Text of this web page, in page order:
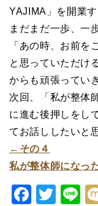
YAJIMA」を開業
まだまだ一歩、一
「あの時、お前を
と思っていただけ
からも頑張ってい
次回、「私が整体
に進む後押しをし
てお話ししたいと
←その４
私が整体師にな